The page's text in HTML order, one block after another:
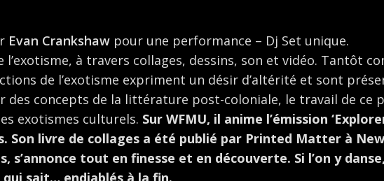
Evan Crankshaw pour une performance – Dj Set unique.
l’exotisme, à travers collages, dessins, son et vidéo. Tantôt
de l’exotisme expriment un désir d’altérité et sont
des concepts de la littérature post-coloniale, le travail de ce
exotismes culturels. Sur WFMU, il anime l’émission
Son livre de collages a été publié par Printed Matter à
s’annonce tout en finesse et en découverte. Si l’on y
sait… endiablés à la fin.